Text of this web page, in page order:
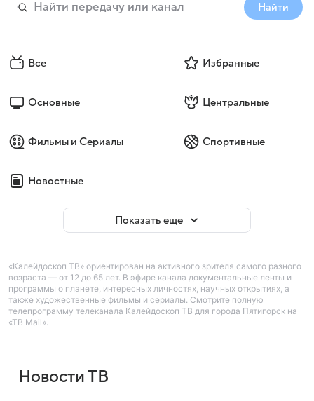
Найти
Все Избранные
Основные Центральные
Фильмы и Сериалы Спортивные
Новостные
Показать еще
«Калейдоскоп ТВ» ориентирован на активного зрителя самого разного
возраста — от 12 до 65 лет. В эфире канала документальные ленты и
программы о планете, интересных личностях, научных открытиях, а
также художественные фильмы и сериалы. Смотрите полную
телепрограмму телеканала Калейдоскоп ТВ для города Пятигорск на
«ТВ Mail».
Новости ТВ